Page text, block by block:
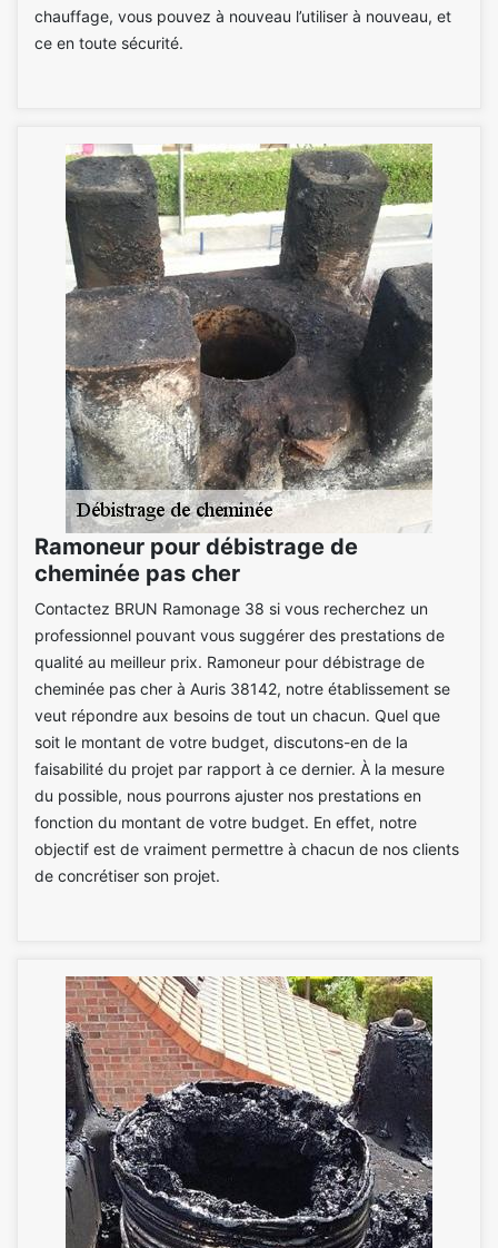
chauffage, vous pouvez à nouveau l’utiliser à nouveau, et
ce en toute sécurité.
Ramoneur pour débistrage de
cheminée pas cher
Contactez BRUN Ramonage 38 si vous recherchez un
professionnel pouvant vous suggérer des prestations de
qualité au meilleur prix. Ramoneur pour débistrage de
cheminée pas cher à Auris 38142, notre établissement se
veut répondre aux besoins de tout un chacun. Quel que
soit le montant de votre budget, discutons-en de la
faisabilité du projet par rapport à ce dernier. À la mesure
du possible, nous pourrons ajuster nos prestations en
fonction du montant de votre budget. En effet, notre
objectif est de vraiment permettre à chacun de nos clients
de concrétiser son projet.